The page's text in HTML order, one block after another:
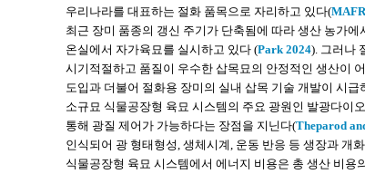
우리나라를 대표하는 절화 품목으로 자리하고 있다(
최근 장미 품종의 갱신 주기가 단축됨에 따라 생산 농가
온실에서 자가육묘를 실시하고 있다 (Park 2024). 그러나
시기적절하고 품질이 우수한 삽목묘의 안정적인 생산이
도입과 더불어 절화용 장미의 실내 삽목 기술 개발이 시급
소규묘 식물공장형 육묘 시스템의 주요 광원인 발광다이
통해 광질 제어가 가능하다는 장점을 지닌다(Theparod
인식되어 광 형태형성, 생체시계, 운동 반응 등 생장과 개
식물공장형 육묘 시스템에서 에너지 비용은 총 생산 비